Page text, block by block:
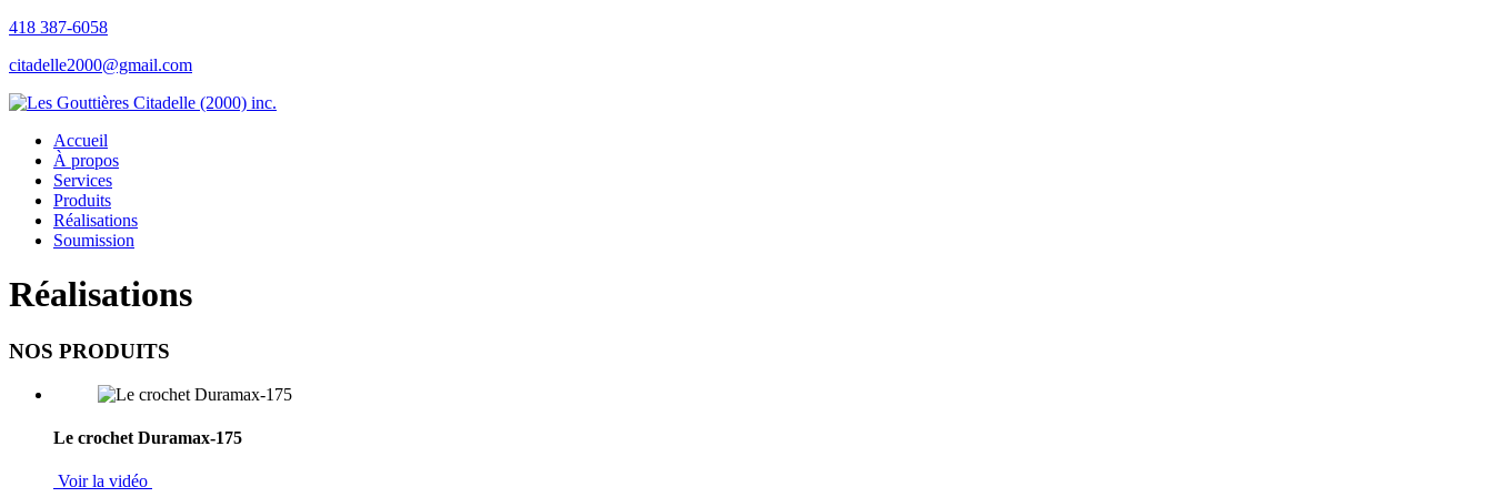
418 387-6058
citadelle2000@gmail.com
Accueil
À propos
Services
Produits
Réalisations
Soumission
Réalisations
NOS PRODUITS
Le crochet Duramax-175
Voir la vidéo